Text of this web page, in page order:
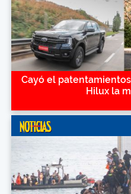
Cayó el
Hilux la